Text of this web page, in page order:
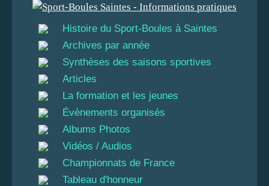
Histoire du Sport-Boules à Saintes
Archives par année
Synthèses des saisons sportives
Articles
La formation et les jeunes
Évènements organisés
Albums Photos
Vidéos / Audios
Championnats de France
Tableau d'honneur